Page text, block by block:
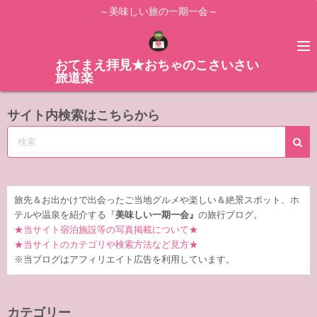
ス
ッ
～美味しい旅の一期一会～
おてまえ拝見★おちゃのこさいさい
旅道楽
サイト内検索はこちらから
旅先＆お出かけで出会ったご当地グルメや楽しい＆絶景スポット、ホ
テルや温泉を紹介する『 美味しい一期一会』 の旅行ブログ。
★当サイト宿泊施設等の写真掲載について★
★当サイトのカテゴリや検索方法など見方★
※当ブログはアフィリエイト広告を利用しています。
カテゴリー